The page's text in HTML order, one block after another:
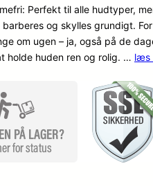
Perfekt til alle hudtyper,
og skylles grundigt.
om ugen – ja, også på de
holde huden ren og rolig. … læs